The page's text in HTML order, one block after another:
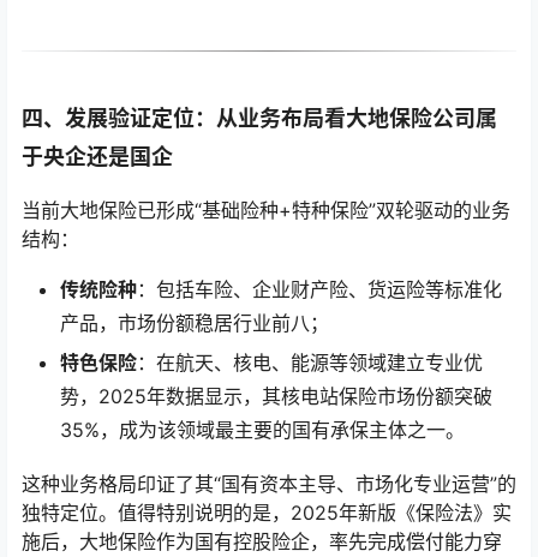
四、发展验证定位：从业务布局看大地保险公司属
于央企还是国企
当前大地保险已形成“基础险种+特种保险”双轮驱动的业务
结构：
传统险种：包括车险、企业财产险、货运险等标准化
产品，市场份额稳居行业前八；
特色保险：在航天、核电、能源等领域建立专业优
势，2025年数据显示，其核电站保险市场份额突破
35%，成为该领域最主要的国有承保主体之一。
这种业务格局印证了其“国有资本主导、市场化专业运营”的
独特定位。值得特别说明的是，2025年新版《保险法》实
施后，大地保险作为国有控股险企，率先完成偿付能力穿